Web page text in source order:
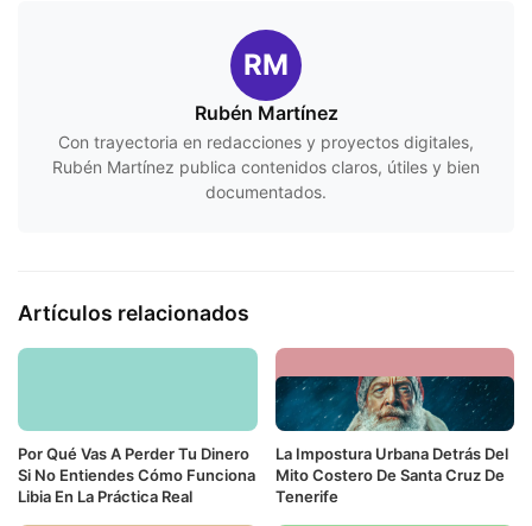
RM
Rubén Martínez
Con trayectoria en redacciones y proyectos digitales,
Rubén Martínez publica contenidos claros, útiles y bien
documentados.
Artículos relacionados
Por Qué Vas A Perder Tu Dinero
Si No Entiendes Cómo Funciona
Libia En La Práctica Real
La Impostura Urbana Detrás Del
Mito Costero De Santa Cruz De
Tenerife